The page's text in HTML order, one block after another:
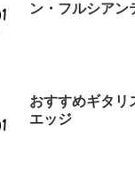
ン・フルシアン
おすすめギタリ
エッジ